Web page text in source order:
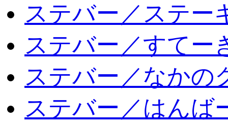
ステバー／ステー
ステバー／すてー
ステバー／なかの
ステバー／はんば